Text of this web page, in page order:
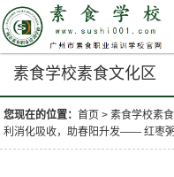
素食学校素食文化区
您现在的位置：首页 >素食学校素
利消化吸收，助春阳升发—— 红枣